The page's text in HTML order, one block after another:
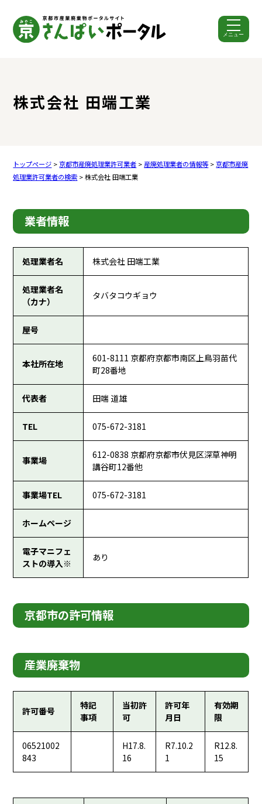
メニュー
株式会社 田端工業
トップページ >京都市産廃処理業許可業者 > 産廃処理業者の情報等>京都市産廃
処理業許可業者の検索 > 株式会社 田端工業
業者情報
処理業者名 株式会社 田端工業
処理業者名
（カナ）
タバタコウギョウ
屋号
本社所在地
601-8111 京都府京都市南区上鳥羽苗代
町28番地
代表者 田端 道雄
TEL 075-672-3181
事業場
612-0838 京都府京都市伏見区深草神明
講谷町12番他
事業場TEL 075-672-3181
ホームページ
電子マニフェ
ストの導入※
あり
京都市の許可情報
産業廃棄物
許可番号
特記
事項
当初許
可
許可年
月日
有効期
限
06521002
843
H17.8.
16
R7.10.2
1
R12.8.
15